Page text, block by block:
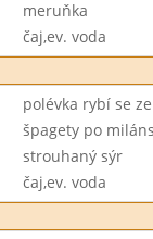
meruňka
čaj,ev. voda
polévka rybí se
špagety po
strouhaný sýr
čaj,ev. voda